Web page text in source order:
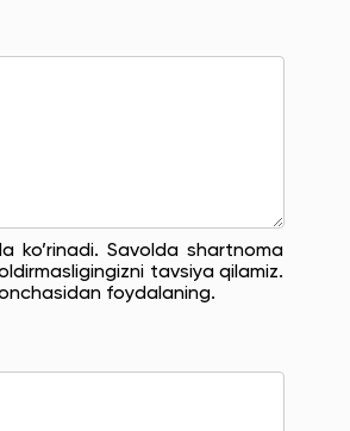
ko’rinadi. Savolda shartnoma
tavsiya qilamiz.
foydalaning.